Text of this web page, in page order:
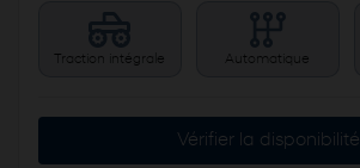
Traction intégrale Automatique
Vérifier la disponibilité